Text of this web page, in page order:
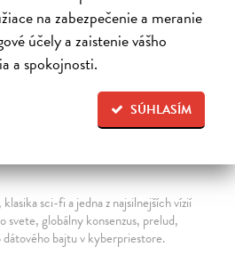
na zabezpečenie a meranie
účely a zaistenie vášho
a spokojnosti.
SÚHLASÍM
sci-fi a jedna z najsilnejších vízií
svete, globálny konsenzus, prelud,
bajtu v kyberpriestore.